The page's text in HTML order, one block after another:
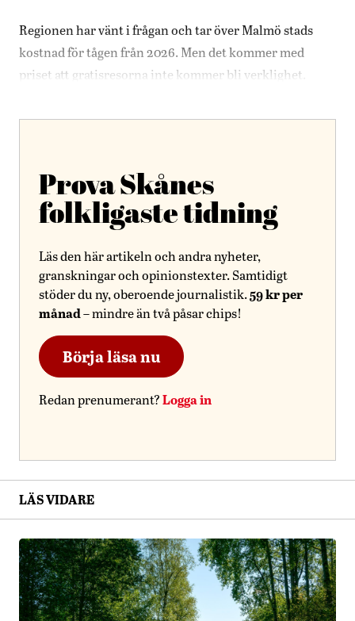
Regionen har vänt i frågan och tar över Malmö stads
kostnad för tågen från 2026. Men det kommer med
priset att gratisresorna inte kommer bli verklighet.
Prova Skånes
folkligaste tidning
Läs den här artikeln och andra nyheter,
granskningar och opinionstexter. Samtidigt
stöder du ny, oberoende journalistik.59 kr per
månad– mindre än två påsar chips!
Börja läsa nu
Redan prenumerant?Logga in
LÄS VIDARE